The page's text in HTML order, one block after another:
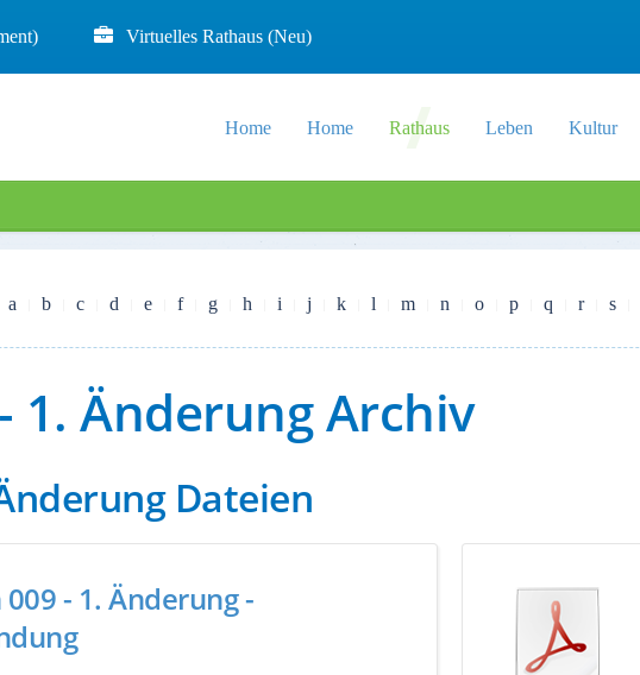
Virtuelles Rathaus (Neu)
Home Home Rathaus Leben Kultur
a b c d e f g h i j k l m n o p q r s
1. Änderung Archiv
Dateien
009 - 1. Änderung -